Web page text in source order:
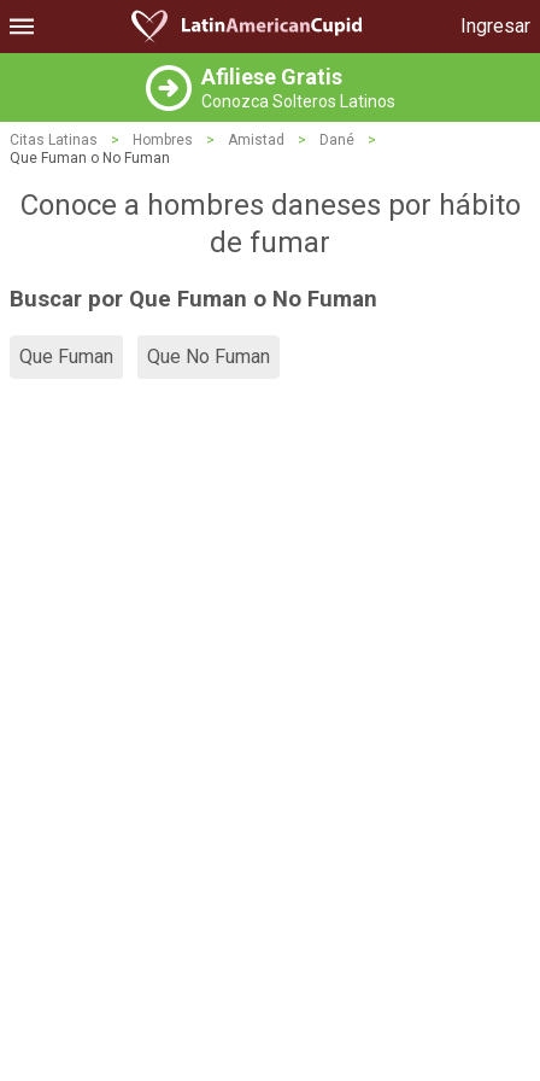
Ingresar
Afiliese Gratis
Conozca Solteros Latinos
Citas Latinas > Hombres > Amistad > Dané
>
Que Fuman o No Fuman
Conoce a hombres daneses por hábito
de fumar
Buscar por Que Fuman o No Fuman
Que Fuman Que No Fuman